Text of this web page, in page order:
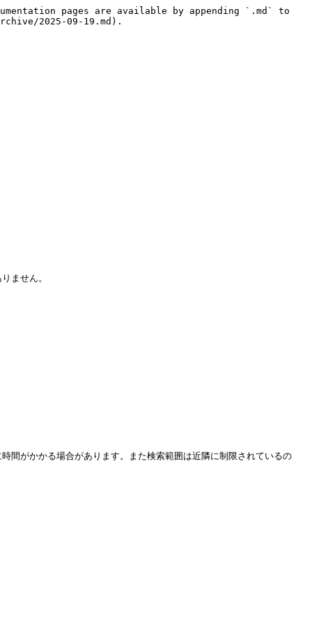
pages are available by appending `.md` to
2025-09-19.md).
ません。
がかかる場合があります。また検索範囲は近隣に制限されているの